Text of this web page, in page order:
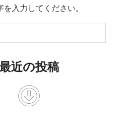
入力してください。
近の投稿